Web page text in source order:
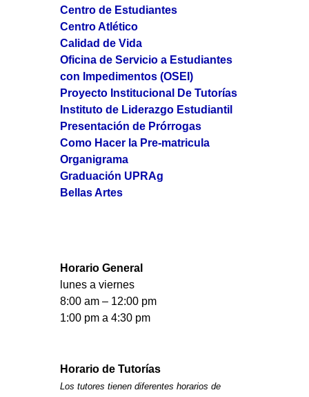
Centro de Estudiantes
Centro Atlético
Calidad de Vida
Oficina de Servicio a Estudiantes
con Impedimentos (OSEI)
Proyecto Institucional De Tutorías
Instituto de Liderazgo Estudiantil
Presentación de Prórrogas
Como Hacer la Pre-matricula
Organigrama
Graduación UPRAg
Bellas Artes
Horario General
lunes a viernes
8:00 am – 12:00 pm
1:00 pm a 4:30 pm
Horario de Tutorías
Los tutores tienen diferentes horarios de